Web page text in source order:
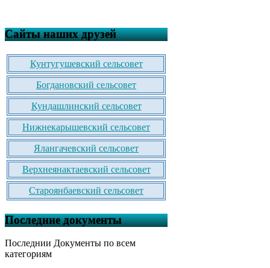
Сайты наших друзей
Кунтугушевский сельсовет
Богдановский сельсовет
Кундашлинский сельсовет
Нижнекарышевский сельсовет
Ялангачевский сельсовет
Верхнеянактаевский сельсовет
Староянбаевский сельсовет
Последние документы
Последнии Документы по всем
категориям